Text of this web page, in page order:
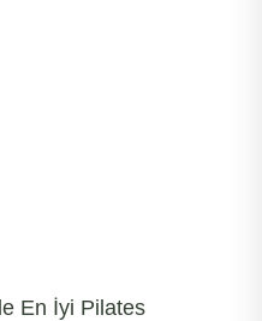
En İyi Pilates